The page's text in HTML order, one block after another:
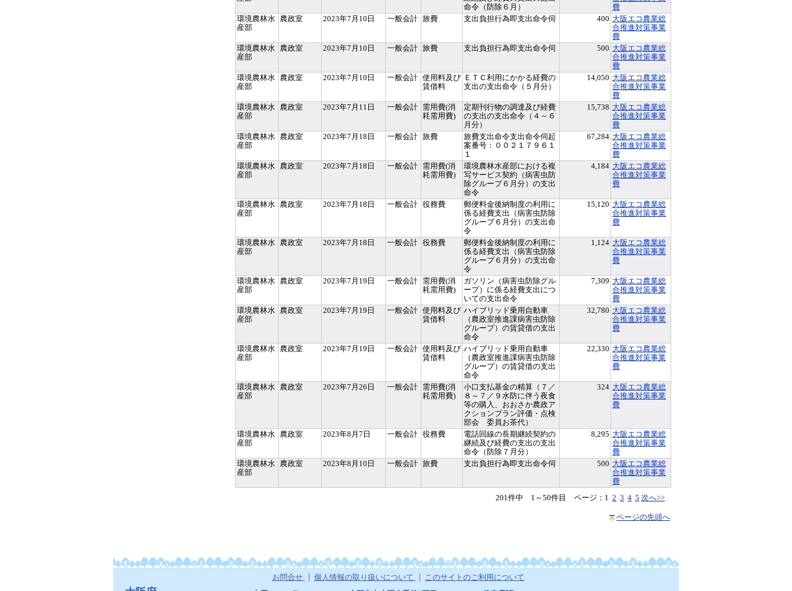
命令（防除６月）
費
環境農林水
産部
農政室 2023年7月10日 一般会計 旅費 支出負担行為即支出命令伺 400 大阪エコ農業総
合推進対策事業
費
環境農林水
産部
農政室 2023年7月10日 一般会計 旅費 支出負担行為即支出命令伺 500 大阪エコ農業総
合推進対策事業
費
環境農林水
産部
農政室 2023年7月10日 一般会計 使用料及び
賃借料
ＥＴＣ利用にかかる経費の
支出の支出命令（５月分）
14,050 大阪エコ農業総
合推進対策事業
費
環境農林水
産部
農政室 2023年7月11日 一般会計
需用費(消
耗需用費)
定期刊行物の調達及び経費
の支出の支出命令（４～６
月分）
15,738 大阪エコ農業総
合推進対策事業
費
環境農林水
産部
農政室 2023年7月18日 一般会計 旅費
旅費支出命令支出命令伺起
案番号：００２１７９６１
１
67,284 大阪エコ農業総
合推進対策事業
費
環境農林水
産部
農政室 2023年7月18日 一般会計
需用費(消
耗需用費)
環境農林水産部における複
写サービス契約（病害虫防
除グループ６月分）の支出
命令
4,184 大阪エコ農業総
合推進対策事業
費
環境農林水
産部
農政室 2023年7月18日 一般会計 役務費
郵便料金後納制度の利用に
係る経費支出（病害虫防除
グループ６月分）の支出命
令
15,120 大阪エコ農業総
合推進対策事業
費
環境農林水
産部
農政室 2023年7月18日 一般会計 役務費
郵便料金後納制度の利用に
係る経費支出（病害虫防除
グループ６月分）の支出命
令
1,124 大阪エコ農業総
合推進対策事業
費
環境農林水
産部
農政室 2023年7月19日 一般会計
需用費(消
耗需用費)
ガソリン（病害虫防除グル
ープ）に係る経費支出につ
いての支出命令
7,309 大阪エコ農業総
合推進対策事業
費
環境農林水
産部
農政室 2023年7月19日 一般会計 使用料及び
賃借料
ハイブリッド乗用自動車
（農政室推進課病害虫防除
グループ）の賃貸借の支出
命令
32,780 大阪エコ農業総
合推進対策事業
費
環境農林水
産部
農政室 2023年7月19日 一般会計 使用料及び
賃借料
ハイブリッド乗用自動車
（農政室推進課病害虫防除
グループ）の賃貸借の支出
命令
22,330 大阪エコ農業総
合推進対策事業
費
環境農林水
産部
農政室 2023年7月26日 一般会計
需用費(消
耗需用費)
小口支払基金の精算（７／
８～７／９水防に伴う夜食
等の購入、おおさか農政ア
クションプラン評価・点検
部会 委員お茶代）
324 大阪エコ農業総
合推進対策事業
費
環境農林水
産部
農政室 2023年8月7日 一般会計 役務費
電話回線の長期継続契約の
継続及び経費の支出の支出
命令（防除７月分）
8,295 大阪エコ農業総
合推進対策事業
費
環境農林水
産部
農政室 2023年8月10日 一般会計 旅費 支出負担行為即支出命令伺 500 大阪エコ農業総
合推進対策事業
費
201件中 1～50件目 ページ： 1 2 3 4 5 次へ>>
ページの先頭へ
お問合せ 個人情報の取り扱いについて このサイトのご利用について